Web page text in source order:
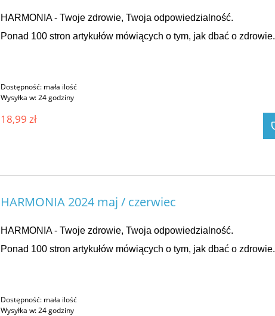
HARMONIA - Twoje zdrowie, Twoja odpowiedzialność.
Ponad 100 stron artykułów mówiących o tym, jak dbać o zdrowie.
Dostępność: mała ilość
Wysyłka w:24 godziny
18,99 zł
HARMONIA 2024 maj / czerwiec
HARMONIA - Twoje zdrowie, Twoja odpowiedzialność.
Ponad 100 stron artykułów mówiących o tym, jak dbać o zdrowie.
Dostępność: mała ilość
Wysyłka w:24 godziny